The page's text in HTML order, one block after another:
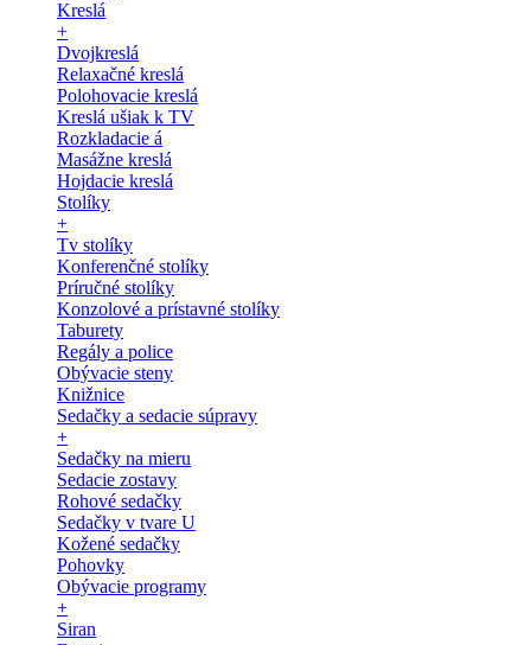
Kreslá
+
Dvojkreslá
Relaxačné kreslá
Polohovacie kreslá
Kreslá ušiak k TV
Rozkladacie á
Masážne kreslá
Hojdacie kreslá
Stolíky
+
Tv stolíky
Konferenčné stolíky
Príručné stolíky
Konzolové a prístavné stolíky
Taburety
Regály a police
Obývacie steny
Knižnice
Sedačky a sedacie súpravy
+
Sedačky na mieru
Sedacie zostavy
Rohové sedačky
Sedačky v tvare U
Kožené sedačky
Pohovky
Obývacie programy
+
Siran